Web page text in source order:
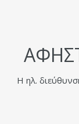
Η ηλ.